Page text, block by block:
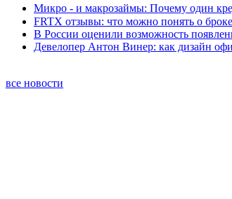
Микро - и макрозаймы: Почему один
FRTX отзывы: что можно понять о
В России оценили возможность
Девелопер Антон Винер: как дизайн
все новости